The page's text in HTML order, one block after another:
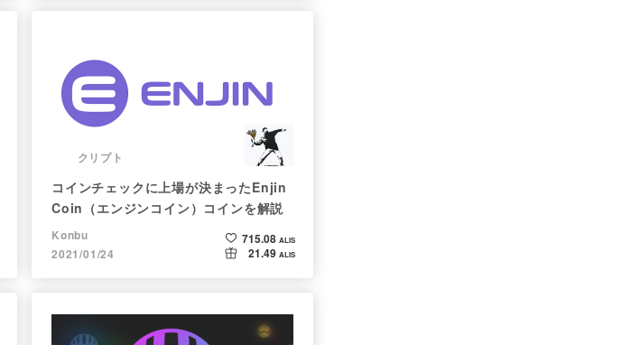
クリプト
コインチェックに上場が決まったEnjin
Coin（エンジンコイン）コインを解説
Konbu
2021/01/24
715.08 ALIS
21.49 ALIS